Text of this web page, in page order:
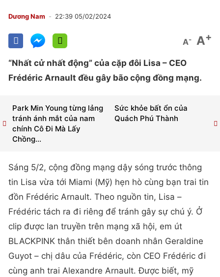
Dương Nam 22:39 05/02/2024
A- A+
“Nhất cử nhất động” của cặp đôi Lisa – CEO
Frédéric Arnault đều gây bão cộng đồng mạng.
Sức khỏe bất ổn của
Quách Phú Thành
Park Min Young từng lảng
tránh ánh mắt của nam
chính Cô Đi Mà Lấy
Chồng...
Sáng 5/2, cộng đồng mạng dậy sóng trước thông
tin Lisa vừa tới Miami (Mỹ) hẹn hò cùng bạn trai tin
đồn Frédéric Arnault. Theo nguồn tin, Lisa –
Frédéric tách ra đi riêng để tránh gây sự chú ý. Ở
clip được lan truyền trên mạng xã hội, em út
BLACKPINK thân thiết bên doanh nhân Geraldine
Guyot – chị dâu của Frédéric, còn CEO Frédéric đi
cùng anh trai Alexandre Arnault. Được biết, mỹ